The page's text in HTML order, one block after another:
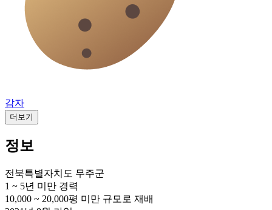
감자
더보기
정보
전북특별자치도 무주군
1 ~ 5년 미만 경력
10,000 ~ 20,000평 미만 규모로 재배